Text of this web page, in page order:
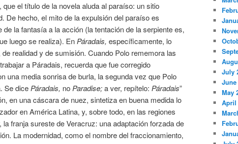
el título de la novela aluda al paraíso: un sitio
De hecho, el mito de la expulsión del paraíso es
la fantasía a la acción (la tentación de la serpiente es,
luego se realiza). En Páradais, específicamente, lo
realidad y de sumisión. Cuando Polo rememora las
a Páradais, recuerda que fue corregido
una media sonrisa de burla, la segunda vez que Polo
Se dice Páradais, no Paradise;a ver, repítelo: Páradais”
en una cáscara de nuez, sintetiza en buena medida lo
en América Latina, y, sobre todo, en las regiones
franja sureste de Veracruz: una adaptación forzada de
La modernidad, como el nombre del fraccionamiento,
July
June
May
April